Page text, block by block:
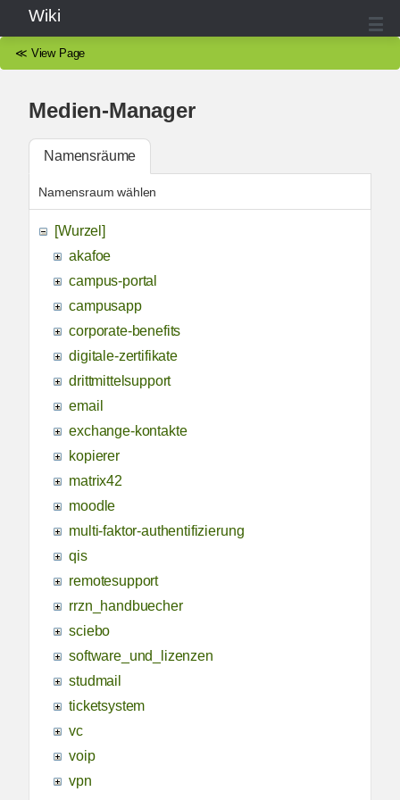
Wiki
≪ View Page
Medien-Manager
Namensräume
Namensraum wählen
[Wurzel]
akafoe
campus-portal
campusapp
corporate-benefits
digitale-zertifikate
drittmittelsupport
email
exchange-kontakte
kopierer
matrix42
moodle
multi-faktor-authentifizierung
qis
remotesupport
rrzn_handbuecher
sciebo
software_und_lizenzen
studmail
ticketsystem
vc
voip
vpn